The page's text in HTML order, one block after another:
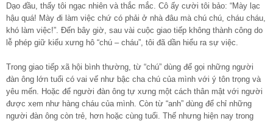
Dạo đầu, thấy tôi ngạc nhiên và thắc mắc. Cô ấy cười tôi bảo: “Mày lạc
hậu quá! Mày đi làm việc chứ có phải ở nhà đâu mà chú chú, cháu cháu,
khó làm việc!”. Đến bây giờ, sau vài cuộc giao tiếp không thành công do
lễ phép giữ kiểu xưng hô “chú – cháu”, tôi đã dần hiểu ra sự việc.
Trong giao tiếp xã hội bình thường, từ “chú” dùng để gọi những người
đàn ông lớn tuổi có vai vế như bậc cha chú của mình với ý tôn trọng và
yêu mến. Hoặc để người đàn ông tự xưng một cách thân mật với người
được xem như hàng cháu của mình. Còn từ “anh” dùng để chỉ những
người đàn ông còn trẻ, hơn hoặc cùng tuổi. Thế nhưng hiện nay trong